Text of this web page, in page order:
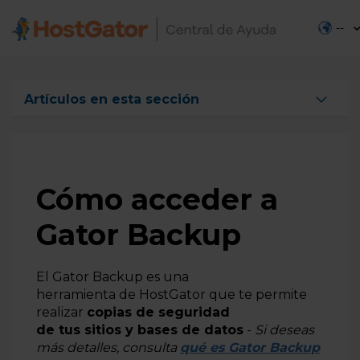
--
Artículos en esta sección
Cómo acceder a Gator Backup
Cómo administrar Gator Backup
Backup
Cómo agregar un nuevo dominio en Gator Backup
Cómo agregar las IPs de Gator Backup en el hosting
Cómo acceder a
Gator Backup
El Gator Backup es una
herramienta de HostGator que te permite
realizar copias de seguridad
de tus sitios y bases de datos - Si deseas
más detalles, consulta qué es Gator Backup